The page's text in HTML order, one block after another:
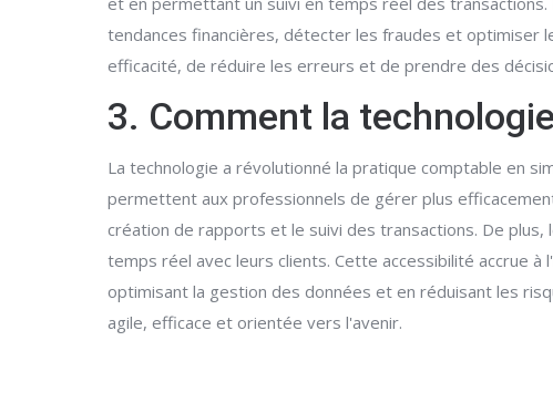
tendances financières, détecter les fraudes et optimiser
efficacité, de réduire les erreurs et de prendre des
3. Comment la
La technologie a révolutionné la pratique comptable en
permettent aux professionnels de gérer plus
création de rapports et le suivi des transactions. De
temps réel avec leurs clients. Cette accessibilité accrue
optimisant la gestion des données et en réduisant les
agile, efficace et orientée vers l'avenir.